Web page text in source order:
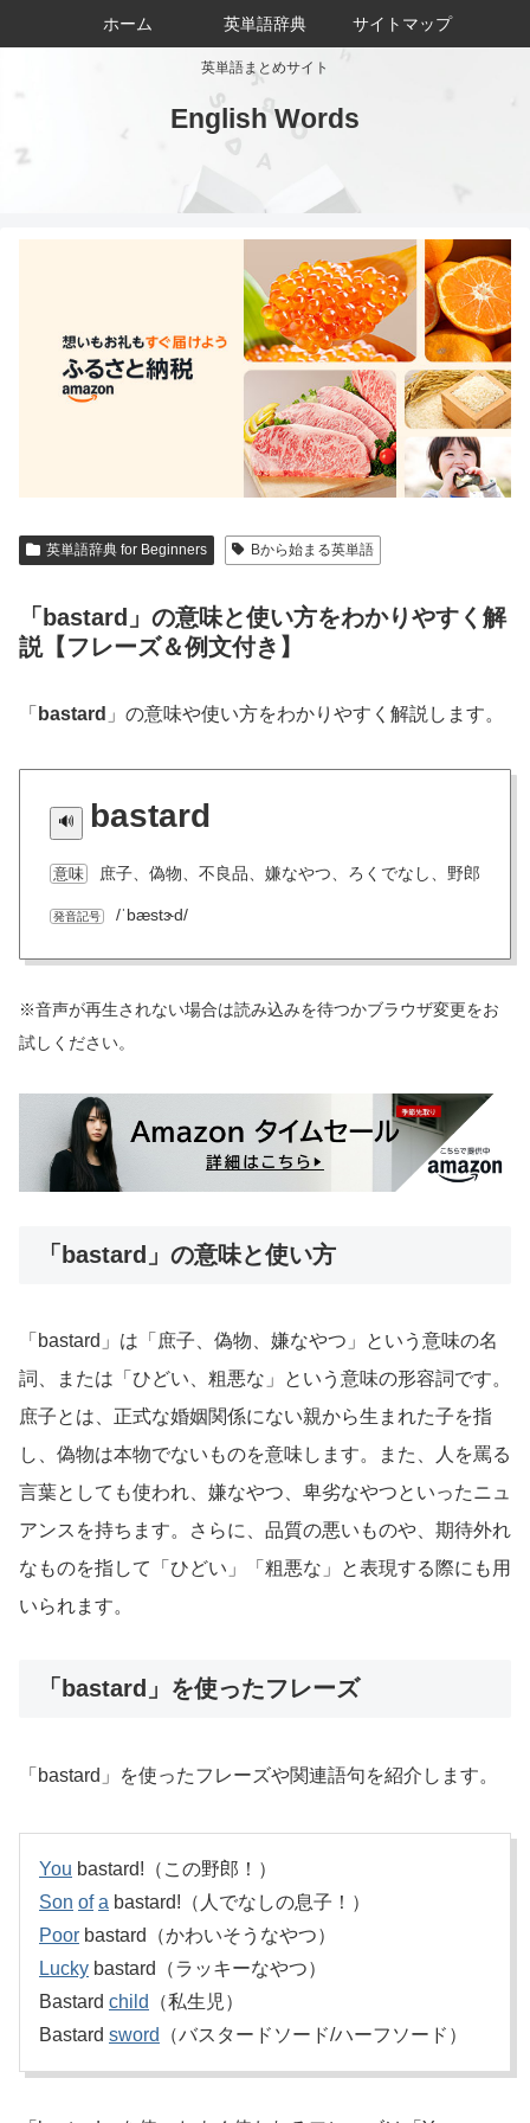
英単語まとめサイト
English Words
ホーム 英単語辞典 サイトマップ
英単語辞典 for Beginners Bから始まる英単語
「bastard」の意味と使い方をわかりやすく解
説【フレーズ＆例文付き】
「 bastard 」の意味や使い方をわかりやすく解説します。
bastard
意味 庶子、偽物、不良品、嫌なやつ、ろくでなし、野郎
発音記号 /ˈbæstɝd/
※音声が再生されない場合は読み込みを待つかブラウザ変更をお
試しください。
「bastard」の意味と使い方
「bastard」は「庶子、偽物、嫌なやつ」という意味の名
詞、または「ひどい、粗悪な」という意味の形容詞です。
庶子とは、正式な婚姻関係にない親から生まれた子を指
し、偽物は本物でないものを意味します。また、人を罵る
言葉としても使われ、嫌なやつ、卑劣なやつといったニュ
アンスを持ちます。さらに、品質の悪いものや、期待外れ
なものを指して「ひどい」「粗悪な」と表現する際にも用
いられます。
「bastard」を使ったフレーズ
「bastard」を使ったフレーズや関連語句を紹介します。
You bastard!（この野郎！）
Son of a bastard!（人でなしの息子！）
Poor bastard（かわいそうなやつ）
Lucky bastard（ラッキーなやつ）
Bastard child
（私生児）
Bastard sword （バスタードソード/ハーフソード）